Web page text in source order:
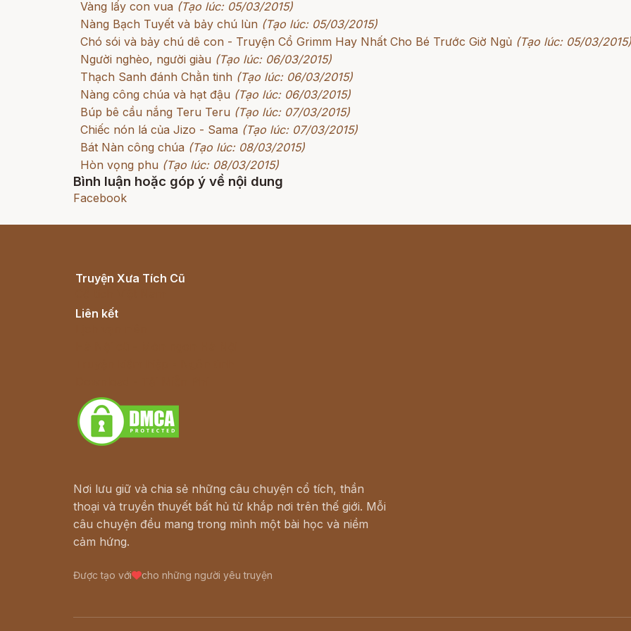
Vàng lấy con vua (Tạo lúc: 05/03/2015)
Nàng Bạch Tuyết và bảy chú lùn (Tạo lúc: 05/03/2015)
Chó sói và bảy chú dê con - Truyện Cổ Grimm Hay Nhất Cho Bé Trước Giờ Ngủ (Tạo lúc: 05/03/2015)
Người nghèo, người giàu (Tạo lúc: 06/03/2015)
Thạch Sanh đánh Chằn tinh (Tạo lúc: 06/03/2015)
Nàng công chúa và hạt đậu (Tạo lúc: 06/03/2015)
Búp bê cầu nắng Teru Teru (Tạo lúc: 07/03/2015)
Chiếc nón lá của Jizo - Sama (Tạo lúc: 07/03/2015)
Bát Nàn công chúa (Tạo lúc: 08/03/2015)
Hòn vọng phu (Tạo lúc: 08/03/2015)
Bình luận hoặc góp ý về nội dung
Facebook
Truyện Xưa Tích Cũ
Liên kết
Nơi lưu giữ và chia sẻ những câu chuyện cổ tích, thần
thoại và truyền thuyết bất hủ từ khắp nơi trên thế giới. Mỗi
câu chuyện đều mang trong mình một bài học và niềm
cảm hứng.
Được tạo với cho những người yêu truyện